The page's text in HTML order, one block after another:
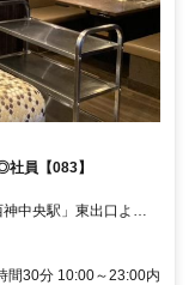
員【083】
中央駅」東出口より
間30分 10:00～23:00内